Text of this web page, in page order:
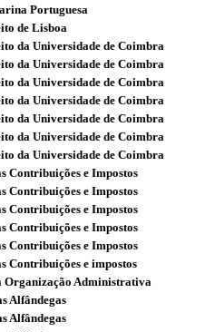
Portuguesa
de Lisboa
da Universidade de Coimbra
da Universidade de Coimbra
da Universidade de Coimbra
da Universidade de Coimbra
da Universidade de Coimbra
da Universidade de Coimbra
da Universidade de Coimbra
Contribuições e Impostos
Contribuições e Impostos
Contribuições e Impostos
Contribuições e Impostos
Contribuições e Impostos
Contribuições e impostos
Organização Administrativa
Alfândegas
Alfândegas